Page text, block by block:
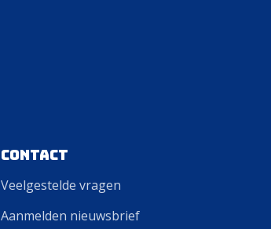
Contact
Veelgestelde vragen
Aanmelden nieuwsbrief